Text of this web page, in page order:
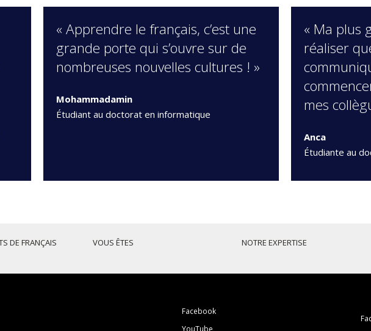
« Apprendre le français, c’est une
grande porte qui s’ouvre sur de
nombreuses nouvelles cultures ! »
Mohammadamin
Étudiant au doctorat en informatique
« Ma plus
réaliser
mes
Anca
Étudiante au
DE FRANÇAIS VOUS ÊTES NOTRE EXPERTISE
Facebook
YouTube